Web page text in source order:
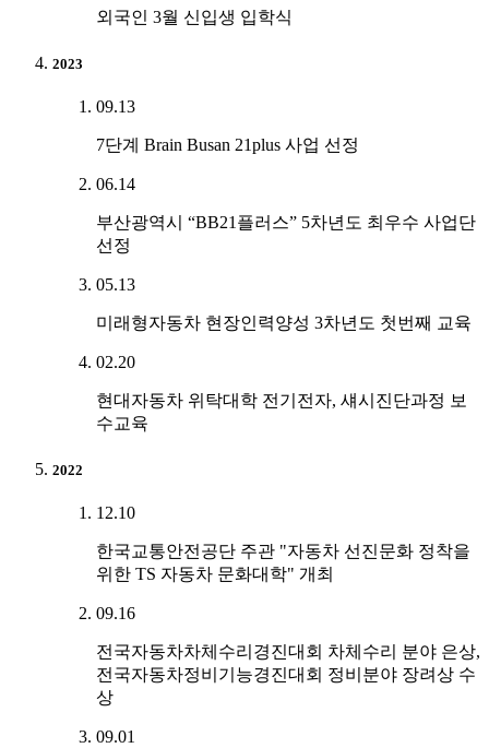
외국인 3월 신입생 입학식
2023
09.13
7단계 Brain Busan 21plus 사업 선정
06.14
부산광역시 “BB21플러스” 5차년도 최우수 사업단
선정
05.13
미래형자동차 현장인력양성 3차년도 첫번째 교육
02.20
현대자동차 위탁대학 전기전자, 섀시진단과정 보
수교육
2022
12.10
한국교통안전공단 주관 "자동차 선진문화 정착을
위한 TS 자동차 문화대학" 개최
09.16
전국자동차차체수리경진대회 차체수리 분야 은상,
전국자동차정비기능경진대회 정비분야 장려상 수
상
09.01